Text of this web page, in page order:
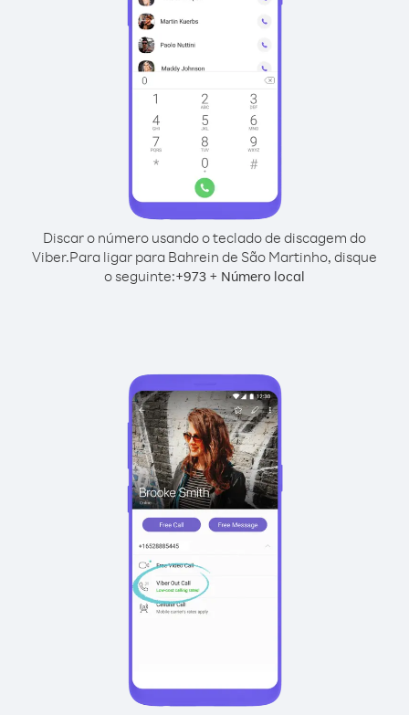
Discar o número usando o teclado de discagem do
Viber.Para ligar para Bahrein de São Martinho, disque
o seguinte:+973 + Número local